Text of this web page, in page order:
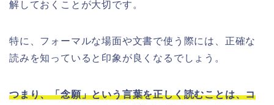
解しておくことが大切です。
特に、フォーマルな場面や文書で使う際には、正確な
読みを知っていると印象が良くなるでしょう。
つまり、「念願」という言葉を正しく読むことは、コ